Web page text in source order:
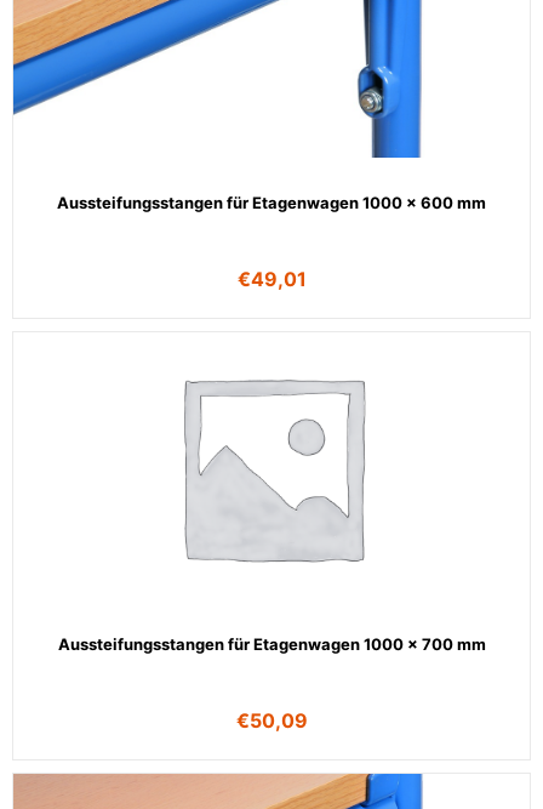
Aussteifungsstangen für Etagenwagen 1000 x 600 mm
€49,01
Aussteifungsstangen für Etagenwagen 1000 x 700 mm
€50,09